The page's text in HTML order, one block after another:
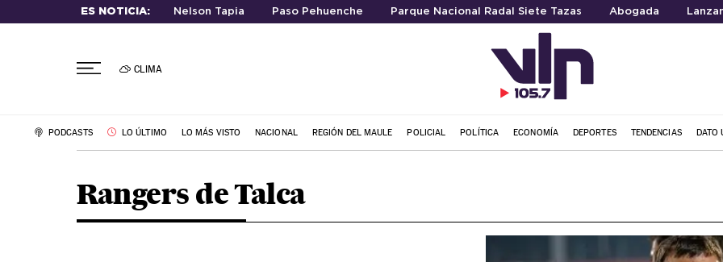
ES NOTICIA: Nelson Tapia Paso Pehuenche Parque Nacional Radal Siete Tazas Abogada
CLIMA
PODCASTS LO ÚLTIMO LO MÁS VISTO NACIONAL REGIÓN DEL MAULE POLICIAL POLÍTICA ECONOMÍA DEPORTES TENDENCIAS DATO
Rangers de Talca